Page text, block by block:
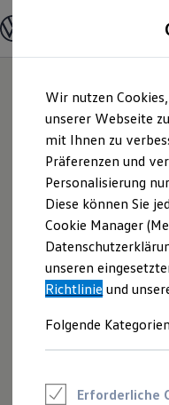
Hauptinhalt
springen
Footer
springen
Modelle und
Modelle
Elektroautos
ENERGY
Nutzfahrzeuge
SUV und CUV
Familienautos
Kombis
Kompaktwagen
Sportwagen
Schnell verfügbare
Angebote und
Aktuelle
E-Auto-
Volkswagen
Junge
Wir nutzen
unserer Webseite
mit Ihnen zu
Präferenzen und
Personalisierung
Diese können Sie
Cookie Manager
unseren
Richtlinie und
Folgende
Erforderliche